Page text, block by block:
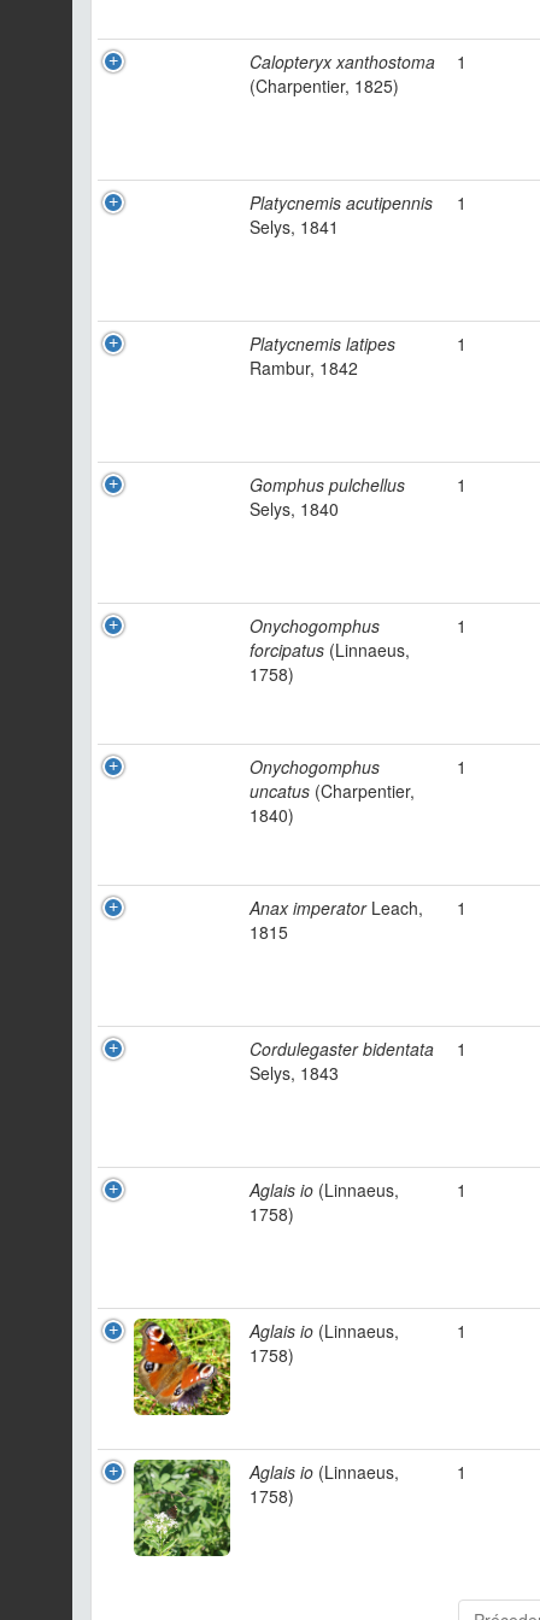
Calopteryx xanthostoma
(Charpentier, 1825)
1
Platycnemis acutipennis
Selys, 1841
1
Platycnemis latipes
Rambur, 1842
1
Gomphus pulchellus
Selys, 1840
1
Onychogomphus
forcipatus (Linnaeus,
1758)
1
Onychogomphus
uncatus (Charpentier,
1840)
1
Anax imperatorLeach,
1815
1
Cordulegaster bidentata
Selys, 1843
1
Aglais io (Linnaeus,
1758)
1
Aglais io (Linnaeus,
1758)
1
Aglais io (Linnaeus,
1758)
1